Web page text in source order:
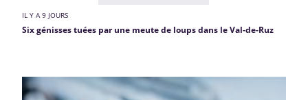
IL Y A 9 JOURS
Six génisses tuées par une meute de loups dans le Val-de-Ruz